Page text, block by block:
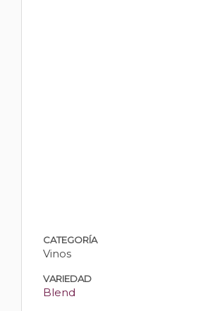
CATEGORÍA
Vinos
VARIEDAD
Blend